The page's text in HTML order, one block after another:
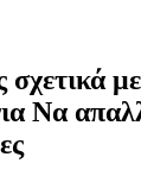
σχετικά με
Να